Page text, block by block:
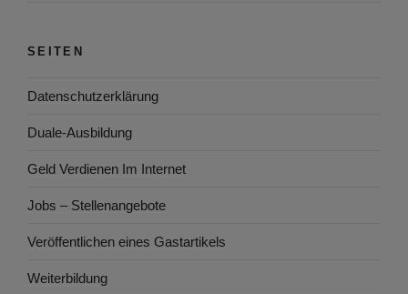
SEITEN
Datenschutzerklärung
Duale-Ausbildung
Geld Verdienen Im Internet
Jobs – Stellenangebote
Veröffentlichen eines Gastartikels
Weiterbildung